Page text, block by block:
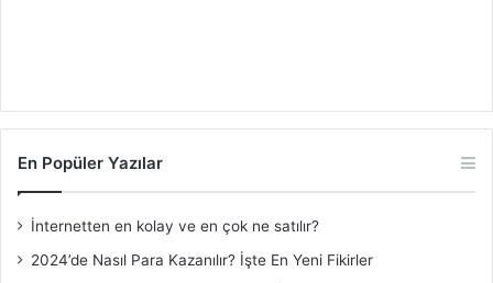
En Popüler Yazılar
İnternetten en kolay ve en çok ne satılır?
2024’de Nasıl Para Kazanılır? İşte En Yeni Fikirler